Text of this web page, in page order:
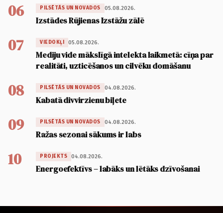
06 PILSĒTĀS UN NOVADOS 05.08.2026.
Izstādes Rūjienas Izstāžu zālē
07 VIEDOKĻI 05.08.2026.
Mediju vide mākslīgā intelekta laikmetā: cīņa par
realitāti, uzticēšanos un cilvēku domāšanu
08 PILSĒTĀS UN NOVADOS 04.08.2026.
Kabatā divvirzienu biļete
09 PILSĒTĀS UN NOVADOS 04.08.2026.
Ražas sezonai sākums ir labs
10 PROJEKTS 04.08.2026.
Energoefektīvs – labāks un lētāks dzīvošanai